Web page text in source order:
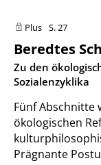
Plus S. 27
Beredtes
:
Zu den
Sozialenzyklika
Fünf Abschnitte
ökologischen
Prägnante